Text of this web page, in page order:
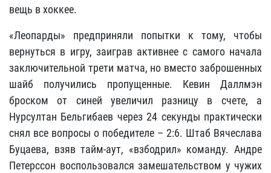
вещь в хоккее.
«Леопарды» предприняли попытки к тому, чтобы
вернуться в игру, заиграв активнее с самого начала
заключительной трети матча, но вместо заброшенных
шайб получились пропущенные. Кевин Даллмэн
броском от синей увеличил разницу в счете, а
Нурсултан Бельгибаев через 24 секунды практически
снял все вопросы о победителе – 2:6. Штаб Вячеслава
Буцаева, взяв тайм-аут, «взбодрил» команду. Андре
Петерссон воспользовался замешательством у чужих